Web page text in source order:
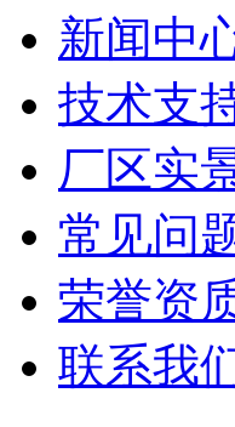
新闻中
技术支
厂区实
常见问
荣誉资
联系我